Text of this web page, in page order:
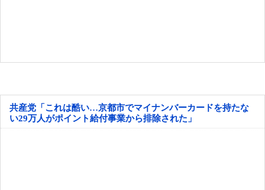
共産党「これは酷い…京都市でマイナンバーカードを持たな
い29万人がポイント給付事業から排除された」